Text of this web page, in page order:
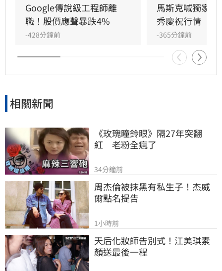
創辦人許富菖指出，透過整合3D X-DRAM，此架
構能大幅擴展AI晶片內建容量。宏碁創辦人施振
榮對此高度肯定，認為這項技術突破將為台灣及
全球半導體產業注入強勁動能，不僅打破算力極
限，更將推動供應鏈全面升級，鞏固台灣在全球
AI關鍵地位，為未來AI發展提供極具擴充性的核
Google傳說級工程師離
職！股價應聲暴跌4%
-428分鐘前
馬斯克喊獨家
秀慶祝行情
-365分鐘前
相關新聞
《玫瑰瞳鈴眼》隔27年突翻
紅　老粉全瘋了
34分鐘前
周杰倫被抹黑有私生子！杰威
爾點名提告
1小時前
天后化妝師告別式！江美琪素
顏送最後一程